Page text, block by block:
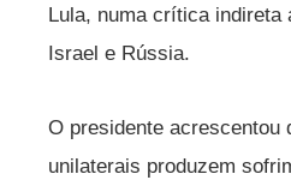
Lula, numa crítica indireta
Israel e Rússia.
O presidente acrescentou
unilaterais produzem